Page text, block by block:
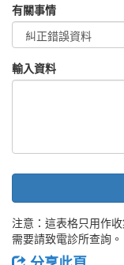
有關事情
輸入資料
注意：這表格只用作
需要請致電診所查詢。